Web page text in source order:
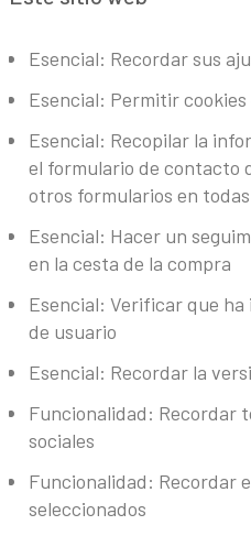
Esencial: Recordar sus
Esencial: Permitir cookies
Esencial: Recopilar la
el formulario de contacto
otros formularios en
Esencial: Hacer un
en la cesta de la compra
Esencial: Verificar que
de usuario
Esencial: Recordar la
Funcionalidad: Recordar
sociales
Funcionalidad: Recordar
seleccionados